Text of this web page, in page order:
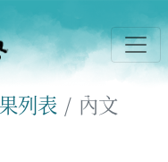
列表 內文